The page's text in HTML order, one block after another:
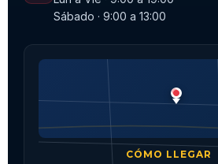
Sábado · 9:00 a 13:00
CÓMO LLEGAR